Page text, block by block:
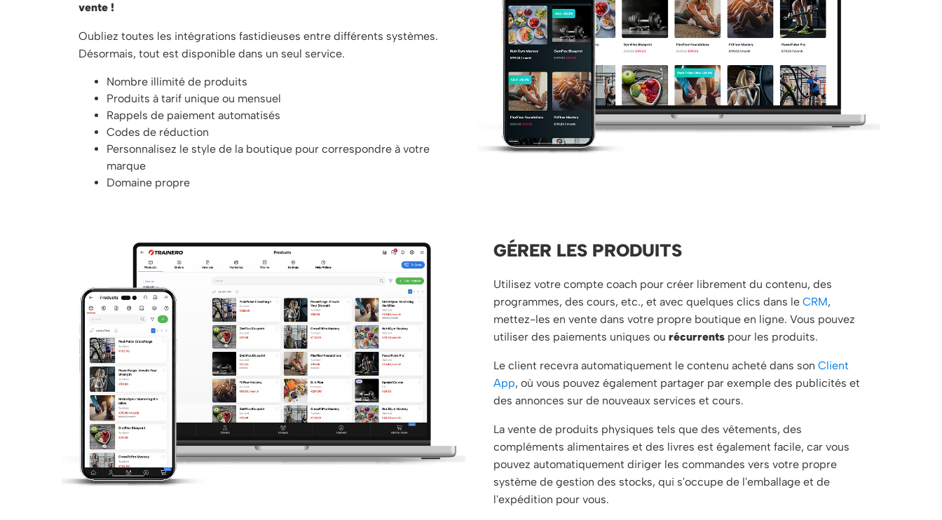
vente !
Oubliez toutes les intégrations fastidieuses entre différents systèmes.
Désormais, tout est disponible dans un seul service.
Nombre illimité de produits
Produits à tarif unique ou mensuel
Rappels de paiement automatisés
Codes de réduction
Personnalisez le style de la boutique pour correspondre à votre
marque
Domaine propre
GÉRER LES PRODUITS
Utilisez votre compte coach pour créer librement du contenu, des
programmes, des cours, etc., et avec quelques clics dans le CRM,
mettez-les en vente dans votre propre boutique en ligne. Vous pouvez
utiliser des paiements uniques ou récurrents pour les produits.
Le client recevra automatiquement le contenu acheté dans son Client
App, où vous pouvez également partager par exemple des publicités et
des annonces sur de nouveaux services et cours.
La vente de produits physiques tels que des vêtements, des
compléments alimentaires et des livres est également facile, car vous
pouvez automatiquement diriger les commandes vers votre propre
système de gestion des stocks, qui s'occupe de l'emballage et de
l'expédition pour vous.